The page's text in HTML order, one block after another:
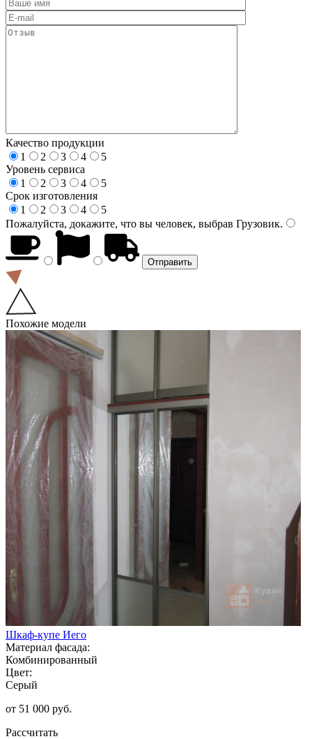
Качество продукции
1
2 3 4
5
Уровень сервиса
1
2 3 4
5
Срок изготовления
1
2 3 4
5
Пожалуйста, докажите, что вы человек, выбрав Грузовик.
Похожие модели
Шкаф-купе Иего
Материал фасада:
Комбинированный
Цвет:
Серый
от 51 000 руб.
Рассчитать